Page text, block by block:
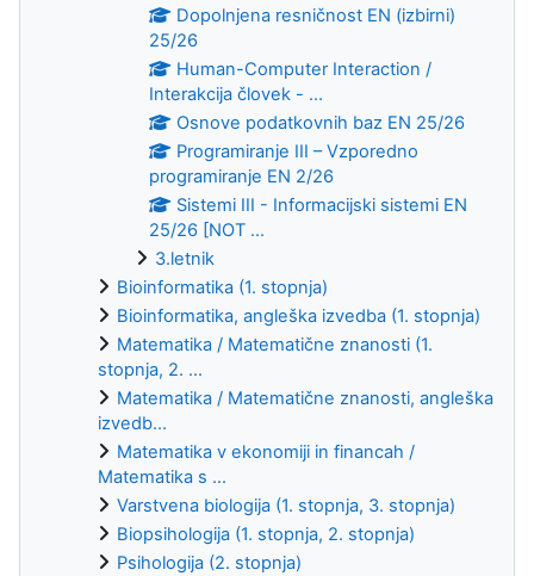
Dopolnjena resničnost EN (izbirni)
25/26
Human-Computer Interaction /
Interakcija človek - ...
Osnove podatkovnih baz EN 25/26
Programiranje III – Vzporedno
programiranje EN 2/26
Sistemi III - Informacijski sistemi EN
25/26 [NOT ...
3.letnik
Bioinformatika (1. stopnja)
Bioinformatika, angleška izvedba (1. stopnja)
Matematika / Matematične znanosti (1.
stopnja, 2. ...
Matematika / Matematične znanosti, angleška
izvedb...
Matematika v ekonomiji in financah /
Matematika s ...
Varstvena biologija (1. stopnja, 3. stopnja)
Biopsihologija (1. stopnja, 2. stopnja)
Psihologija (2. stopnja)